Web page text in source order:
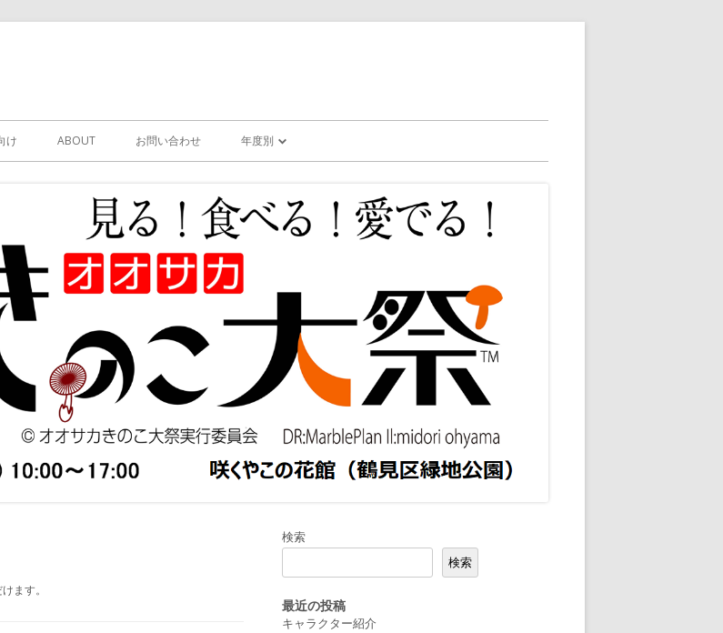
コ
ン
移
動
す
る
け ABOUT お問い合わせ 年度別
2025総合案内
2024年 2024ニュース
2024店舗案内
2024出店者様向け
2023店舗検索
2023アクセサリ
2023雑貨
2023ガラス/レジン
2023粘土/陶器/紙/木工/樹脂
2023衣類/布小物/刺繍
2023絵/書籍/写真
2022年
2021年
2020年
2019年
ます。
検索
検索
最近の投稿
キャラクター紹介